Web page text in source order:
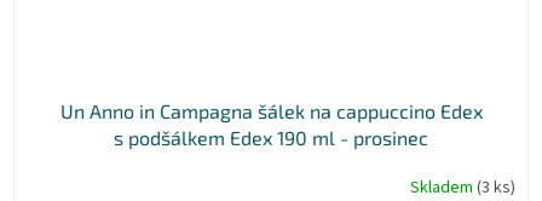
Un Anno in Campagna šálek na cappuccino Edex
s podšálkem Edex 190 ml - prosinec
Skladem (3 ks)